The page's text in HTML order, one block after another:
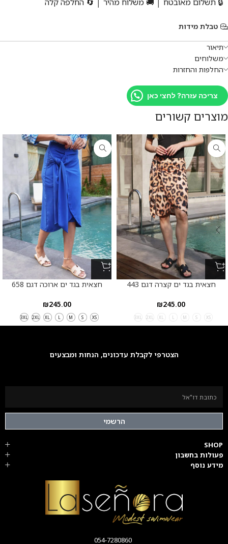
טבלת מידות
תיאור
משלוחים
החלפות והחזרות
צריכה עזרה? לחצי כאן
מוצרים קשורים
חצאית בגד ים קצרה דגם 443
₪245.00
XS
S
M
L
XL
2XL
3XL
חצאית בגד ים ארוכה דגם 658
₪245.00
XS
S
M
L
XL
2XL
3XL
הרשמי
SHOP
פעולות בחשבון
מידע נוסף
054-7280860
הצטרפי לקבלת עדכונים, הנחות ומבצעים